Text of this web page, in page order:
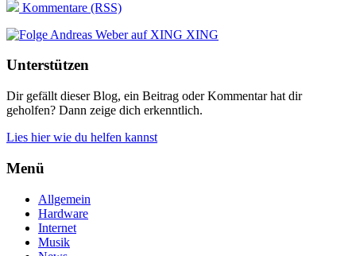
Kommentare (RSS)
XING
Unterstützen
Dir gefällt dieser Blog, ein Beitrag oder Kommentar hat dir
geholfen? Dann zeige dich erkenntlich.
Lies hier wie du helfen kannst
Menü
Allgemein
Hardware
Internet
Musik